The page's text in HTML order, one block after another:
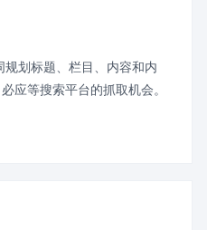
划标题、栏目、内容和内
应等搜索平台的抓取机会。